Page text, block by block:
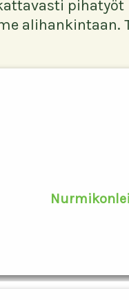
pihatyöt
alihankintaan.